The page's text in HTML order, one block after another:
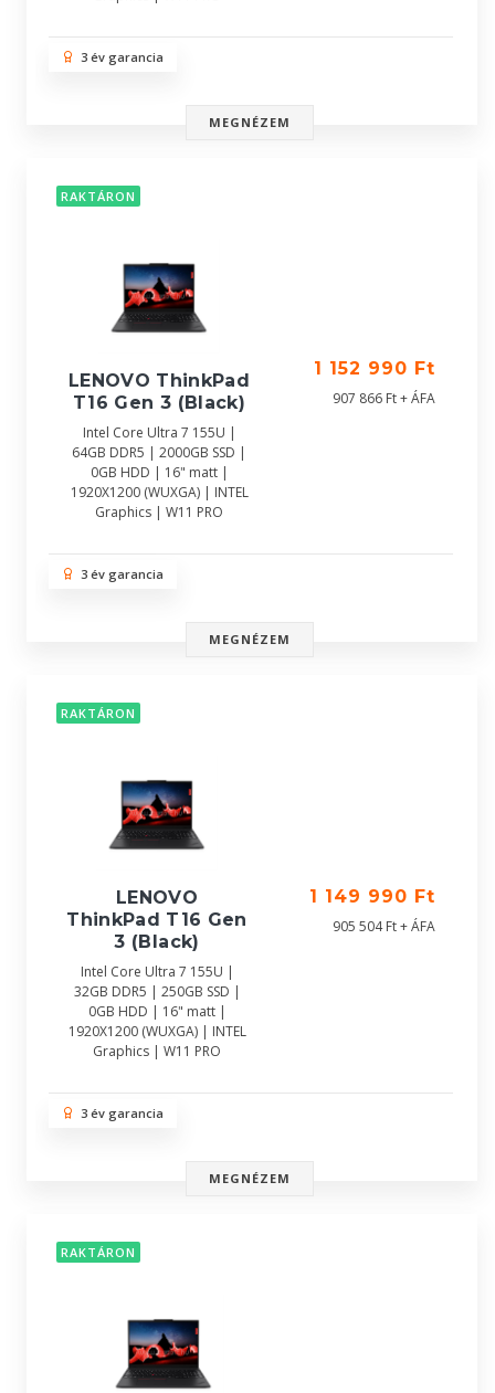
3 év garancia
MEGNÉZEM
RAKTÁRON
LENOVO ThinkPad
T16 Gen 3 (Black)
Intel Core Ultra 7 155U |
64GB DDR5 | 2000GB SSD |
0GB HDD | 16" matt |
1920X1200 (WUXGA) | INTEL
Graphics | W11 PRO
1 152 990 Ft
907 866 Ft + ÁFA
3 év garancia
MEGNÉZEM
RAKTÁRON
LENOVO
ThinkPad T16 Gen
3 (Black)
Intel Core Ultra 7 155U |
32GB DDR5 | 250GB SSD |
0GB HDD | 16" matt |
1920X1200 (WUXGA) | INTEL
Graphics | W11 PRO
1 149 990 Ft
905 504 Ft + ÁFA
3 év garancia
MEGNÉZEM
RAKTÁRON